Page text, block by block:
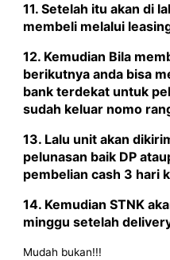
11. Setelah itu akan di
membeli melalui
12. Kemudian Bila
berikutnya anda bisa
bank terdekat untuk
sudah keluar nomo
13. Lalu unit akan
pelunasan baik DP
pembelian cash 3 hari
14. Kemudian STNK
minggu setelah
Mudah bukan!!!